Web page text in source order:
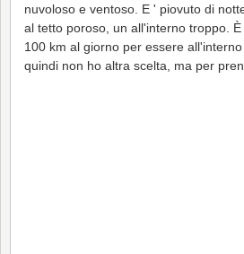
nuvoloso e ventoso. E ' piovuto di
al tetto poroso, un all'interno troppo.
100 km al giorno per essere
quindi non ho altra scelta, ma per